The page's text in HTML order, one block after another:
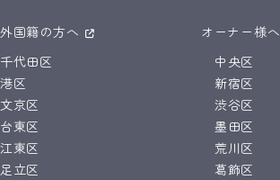
外国籍の方へ
オーナー様へ
千代田区
中央区
港区
新宿区
文京区
渋谷区
台東区
墨田区
江東区
荒川区
足立区
葛飾区